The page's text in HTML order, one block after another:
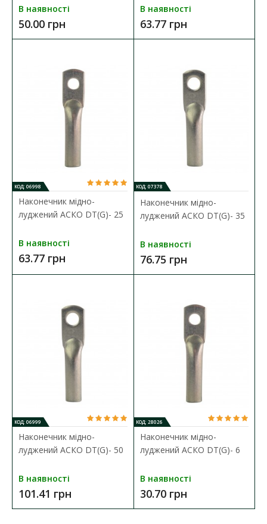
Наконечник мідно-луджений DT(G)-70
Наявність: В наявності
Кабельний наконечник серії DT(G) представляє собою
122.90 грн
В наявності
50.00 грн
В наявності
63.77 грн
КОД: 06998
Наконечник мідно-
луджений АСКО DT(G)- 25
В наявності
63.77 грн
КОД: 07378
Наконечник мідно-
луджений АСКО DT(G)- 35
В наявності
76.75 грн
КОД: 06999
Наконечник мідно-
луджений АСКО DT(G)- 50
В наявності
101.41 грн
КОД: 28026
Наконечник мідно-
луджений АСКО DT(G)- 6
В наявності
30.70 грн